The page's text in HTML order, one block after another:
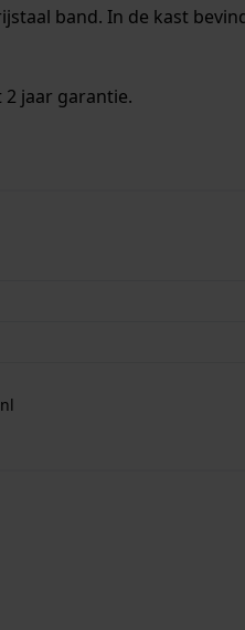
band. In de kast
jaar garantie.